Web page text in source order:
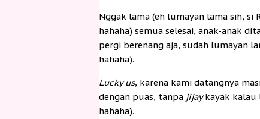
Nggak lama (eh lumayan lama sih, si
hahaha) semua selesai, anak-anak
pergi berenang aja, sudah lumayan
hahaha).
Lucky us, karena kami datangnya
dengan puas, tanpa jijaykayak kalau
hahaha).